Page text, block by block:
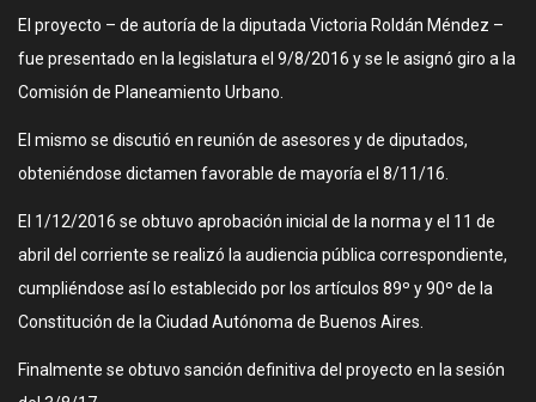
El proyecto – de autoría de la diputada Victoria Roldán Méndez –
fue presentado en la legislatura el 9/8/2016 y se le asignó giro a la
Comisión de Planeamiento Urbano.
El mismo se discutió en reunión de asesores y de diputados,
obteniéndose dictamen favorable de mayoría el 8/11/16.
El 1/12/2016 se obtuvo aprobación inicial de la norma y el 11 de
abril del corriente se realizó la audiencia pública correspondiente,
cumpliéndose así lo establecido por los artículos 89º y 90º de la
Constitución de la Ciudad Autónoma de Buenos Aires.
Finalmente se obtuvo sanción definitiva del proyecto en la sesión